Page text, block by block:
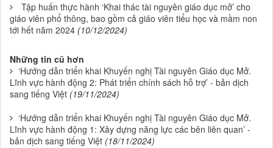
Tập huấn thực hành ‘Khai thác tài nguyên giáo dục mở’ cho
giáo viên phổ thông, bao gồm cả giáo viên tiểu học và mầm non
tới hết năm 2024 (10/12/2024)
Những tin cũ hơn
‘Hướng dẫn triển khai Khuyến nghị Tài nguyên Giáo dục Mở.
Lĩnh vực hành động 2: Phát triển chính sách hỗ trợ’ - bản dịch
sang tiếng Việt (19/11/2024)
‘Hướng dẫn triển khai Khuyến nghị Tài nguyên Giáo dục Mở.
Lĩnh vực hành động 1: Xây dựng năng lực các bên liên quan’ -
bản dịch sang tiếng Việt (18/11/2024)